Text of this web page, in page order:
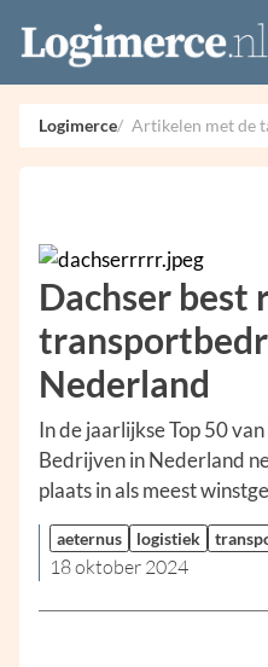
Vacatures
Events
Adverteren
Partners
Logimerce Artikelen met de
Dachser best
Nederland
In de jaarlijkse Top 50
Bedrijven in Nederland
plaats in als meest
aeternus logistiek
18 oktober 2024